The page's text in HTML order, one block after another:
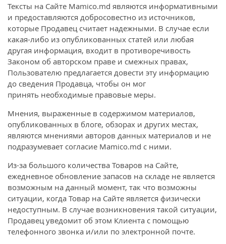
Тексты на Сайте Mamico.md являются информативными
и предоставляются добросовестно из источников,
которые Продавец считает надежными. В случае если
какая-либо из опубликованных статей или любая
другая информация, входит в противоречивость
Законом об авторском праве и смежных правах,
Пользователю предлагается довести эту информацию
до сведения Продавца, чтобы он мог
принять необходимые правовые меры.
Мнения, выраженные в содержимом материалов,
опубликованных в блоге, обзорах и других местах,
являются мнениями авторов данных материалов и не
подразумевает согласие Mamico.md с ними.
Из-за большого количества Товаров на Сайте,
ежедневное обновление запасов на складе не является
возможным на данный момент, так что возможны
ситуации, когда Товар на Сайте является физически
недоступным. В случае возникновения такой ситуации,
Продавец уведомит об этом Клиента с помощью
телефонного звонка и/или по электронной почте.